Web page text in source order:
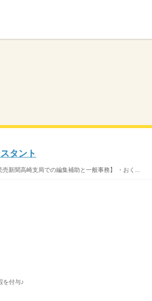
タント
新聞高崎支局での編集補助と一般事務】 ・おく...
を付与♪